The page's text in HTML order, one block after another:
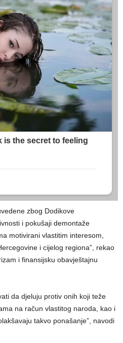
zbog Dodikove
i pokušaji demontaže
motivirani vlastitim interesom,
i cijelog regiona”, rekao
i finansijsku obavještajnu
da djeluju protiv onih koji teže
na račun vlastitog naroda, kao i
takvo ponašanje”, navodi